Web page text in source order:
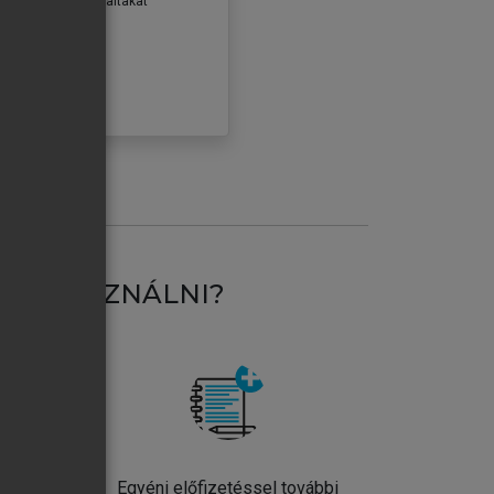
HASZNÁLNI?
Egyéni előfizetéssel további